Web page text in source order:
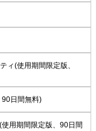
ィ(使用期間限定版、
90日間無料)
用期間限定版、90日間